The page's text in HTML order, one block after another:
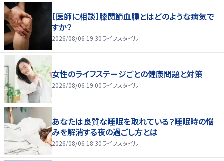
【医師に相談】膝関節血腫とはどのような病気で
すか？
2026/08/06 19:30ライフスタイル
女性のライフステージごとの健康問題と対策
2026/08/06 19:00ライフスタイル
あなたは良質な睡眠を取れている？睡眠時の悩
みを解消する夜の過ごし方とは
2026/08/06 18:30ライフスタイル